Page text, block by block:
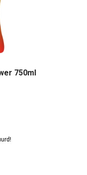
750ml